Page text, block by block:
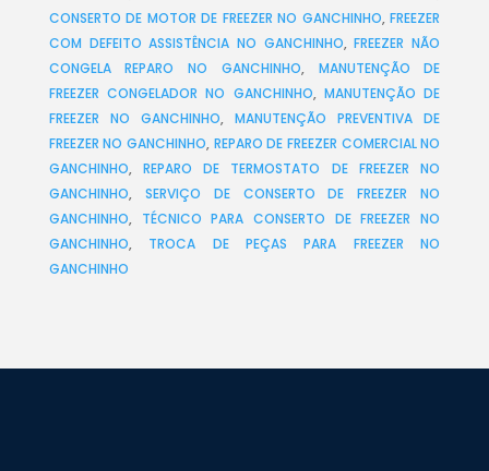
CONSERTO DE MOTOR DE FREEZER NO GANCHINHO,FREEZER
COM DEFEITO ASSISTÊNCIA NO GANCHINHO,FREEZER NÃO
CONGELA REPARO NO GANCHINHO, MANUTENÇÃO DE
FREEZER CONGELADOR NO GANCHINHO, MANUTENÇÃO DE
FREEZER NO GANCHINHO,MANUTENÇÃO PREVENTIVA DE
FREEZER NO GANCHINHO, REPARO DE FREEZER COMERCIAL NO
GANCHINHO,REPARO DE TERMOSTATO DE FREEZER NO
GANCHINHO, SERVIÇO DE CONSERTO DE FREEZER NO
GANCHINHO, TÉCNICO PARA CONSERTO DE FREEZER NO
GANCHINHO, TROCA DE PEÇAS PARA FREEZER NO
GANCHINHO